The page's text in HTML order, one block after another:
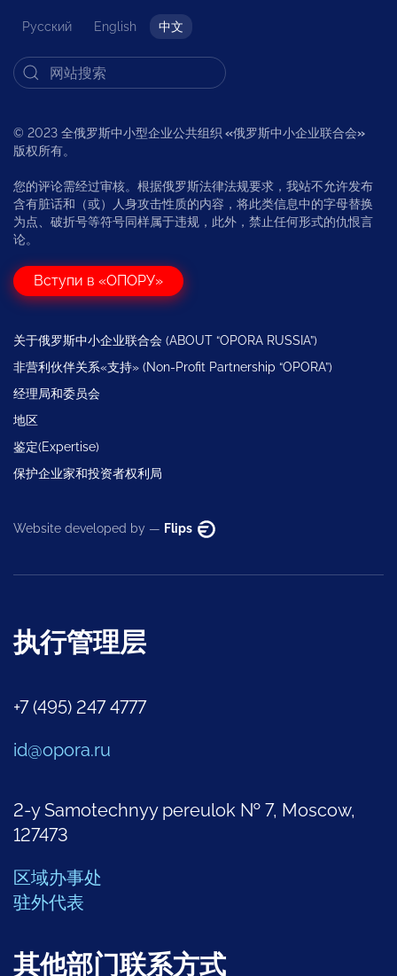
Русский English 中文
© 2023 全俄罗斯中小型企业公共组织 «俄罗斯中小企业联合会»
版权所有。
您的评论需经过审核。根据俄罗斯法律法规要求，我站不允许发布
含有脏话和（或）人身攻击性质的内容，将此类信息中的字母替换
为点、破折号等符号同样属于违规，此外，禁止任何形式的仇恨言
论。
Вступи в «ОПОРУ»
关于俄罗斯中小企业联合会 (ABOUT “OPORA RUSSIA”)
非营利伙伴关系«支持» (Non-Profit Partnership “OPORA”)
经理局和委员会
地区
鉴定(Expertise)
保护企业家和投资者权利局
Website developed by — Flips
执行管理层
+7 (495) 247 4777
id@opora.ru
2-y Samotechnyy pereulok № 7, Moscow,
127473
区域办事处
驻外代表
其他部门联系方式